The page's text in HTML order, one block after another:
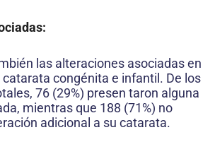
las alteraciones asociadas en
catarata congénita e infantil. De los
76 (29%) presen taron alguna
mientras que 188 (71%) no
adicional a su catarata.